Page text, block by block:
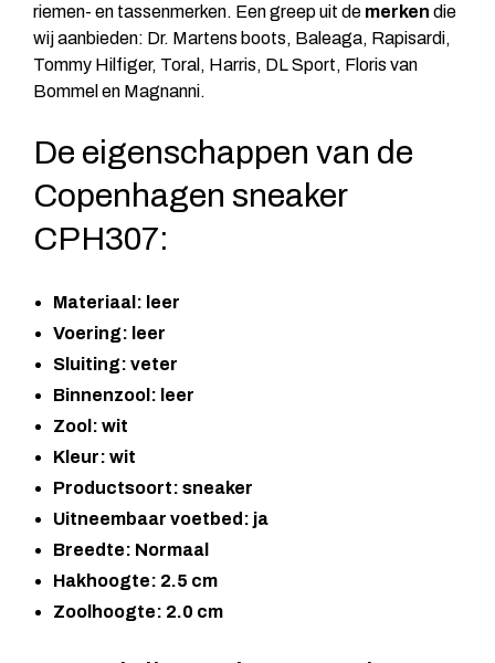
riemen- en tassenmerken. Een greep uit de merken die
wij aanbieden: Dr. Martens boots, Baleaga, Rapisardi,
Tommy Hilfiger, Toral, Harris, DL Sport, Floris van
Bommel en Magnanni.
De eigenschappen van de
Copenhagen sneaker
CPH307:
Materiaal: leer
Voering: leer
Sluiting: veter
Binnenzool: leer
Zool: wit
Kleur: wit
Productsoort: sneaker
Uitneembaar voetbed: ja
Breedte: Normaal
Hakhoogte: 2.5 cm
Zoolhoogte: 2.0 cm